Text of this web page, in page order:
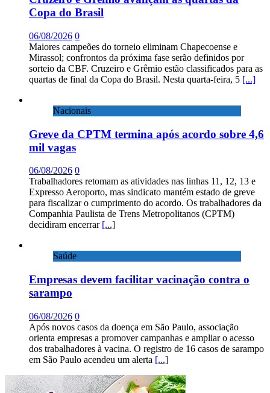
Copa do Brasil
06/08/2026 0
Maiores campeões do torneio eliminam Chapecoense e
Mirassol; confrontos da próxima fase serão definidos por
sorteio da CBF. Cruzeiro e Grêmio estão classificados para as
quartas de final da Copa do Brasil. Nesta quarta-feira, 5 [...]
Nacionais
Greve da CPTM termina após acordo sobre 4,6
mil vagas
06/08/2026 0
Trabalhadores retomam as atividades nas linhas 11, 12, 13 e
Expresso Aeroporto, mas sindicato mantém estado de greve
para fiscalizar o cumprimento do acordo. Os trabalhadores da
Companhia Paulista de Trens Metropolitanos (CPTM)
decidiram encerrar [...]
Saúde
Empresas devem facilitar vacinação contra o
sarampo
06/08/2026 0
Após novos casos da doença em São Paulo, associação
orienta empresas a promover campanhas e ampliar o acesso
dos trabalhadores à vacina. O registro de 16 casos de sarampo
em São Paulo acendeu um alerta [...]